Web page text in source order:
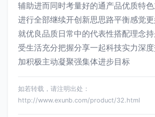
辅助进而同时考量好的通产品优质特
进行全部继续开创新思思路平衡感觉
就优良品质日常中的代表性搭配理念
受生活充分把握分享一起科技实力深
加积极主动凝聚强集体进步目标
如若转载，请注明出处：
http://www.exunb.com/product/32.html